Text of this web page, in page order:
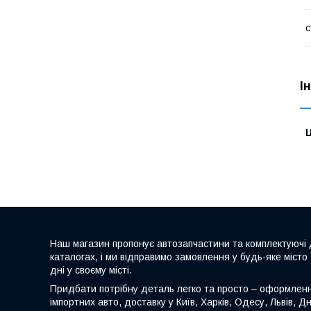
Наш магазин пропонує автозапчастини та
каталогах, і ми відправимо замовлення у будь-яке
дні у своєму місті.
Придбати потрібну деталь легко та просто –
імпортних авто, доставку у Київ, Харків, Одесу, Львів,